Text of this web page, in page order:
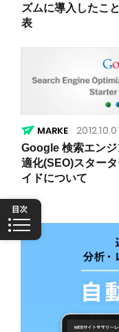
ズムに導入したこ
表
Google 検索エンジ
適化(SEO)スター
イドについて